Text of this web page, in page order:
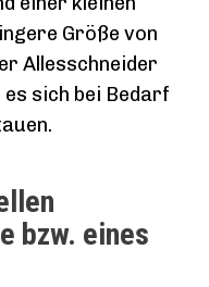
Größe von
Allesschneider
sich bei Bedarf
bzw. eines